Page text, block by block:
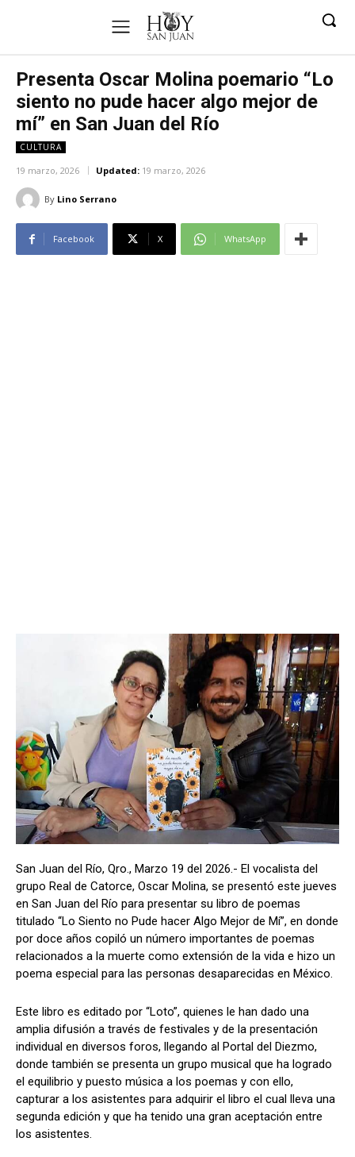
Presenta Oscar Molina poemario “Lo
siento no pude hacer algo mejor de
mí” en San Juan del Río
CULTURA
19 marzo, 2026 Updated: 19 marzo, 2026
By Lino Serrano
Facebook X WhatsApp
San Juan del Río, Qro., Marzo 19 del 2026.- El vocalista del
grupo Real de Catorce, Oscar Molina, se presentó este jueves
en San Juan del Río para presentar su libro de poemas
titulado “Lo Siento no Pude hacer Algo Mejor de Mí”, en donde
por doce años copiló un número importantes de poemas
relacionados a la muerte como extensión de la vida e hizo un
poema especial para las personas desaparecidas en México.
Este libro es editado por “Loto”, quienes le han dado una
amplia difusión a través de festivales y de la presentación
individual en diversos foros, llegando al Portal del Diezmo,
donde también se presenta un grupo musical que ha logrado
el equilibrio y puesto música a los poemas y con ello,
capturar a los asistentes para adquirir el libro el cual lleva una
segunda edición y que ha tenido una gran aceptación entre
los asistentes.